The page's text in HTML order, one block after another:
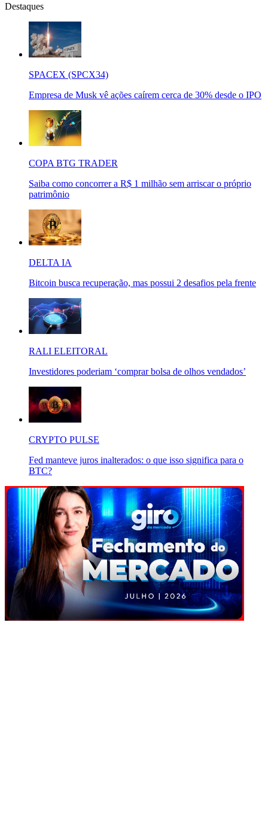
Destaques
SPACEX (SPCX34)
Empresa de Musk vê ações caírem cerca de 30% desde o IPO
COPA BTG TRADER
Saiba como concorrer a R$ 1 milhão sem arriscar o próprio
patrimônio
DELTA IA
Bitcoin busca recuperação, mas possui 2 desafios pela frente
RALI ELEITORAL
Investidores poderiam ‘comprar bolsa de olhos vendados’
CRYPTO PULSE
Fed manteve juros inalterados: o que isso significa para o
BTC?